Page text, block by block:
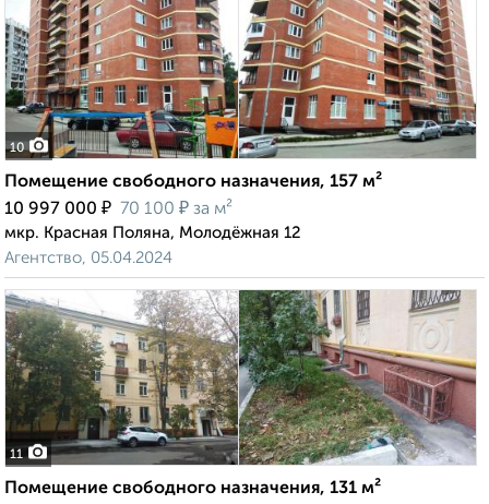
10
Помещение свободного назначения, 157 м²
10 997 000 ₽ 70 100 ₽ за м²
мкр. Красная Поляна, Молодёжная 12
Агентство, 05.04.2024
11
Помещение свободного назначения, 131 м²